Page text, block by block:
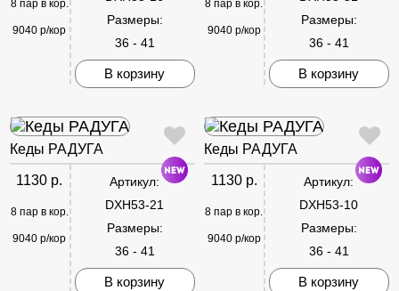
8 пар в кор.
9040 р/кор
Размеры:
36 - 41
В корзину
8 пар в кор.
9040 р/кор
Размеры:
36 - 41
В корзину
Кеды РАДУГА
1130 р.
8 пар в кор.
9040 р/кор
Артикул:
DXH53-21
Размеры:
36 - 41
В корзину
Кеды РАДУГА
1130 р.
8 пар в кор.
9040 р/кор
Артикул:
DXH53-10
Размеры:
36 - 41
В корзину